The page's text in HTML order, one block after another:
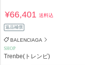
¥66,401送料込
返品補償
BALENCIAGA
SHOP
Trenbe(トレンビ)